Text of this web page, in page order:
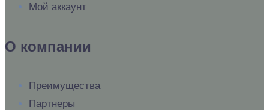
Мой аккаунт
О компании
Преимущества
Партнеры